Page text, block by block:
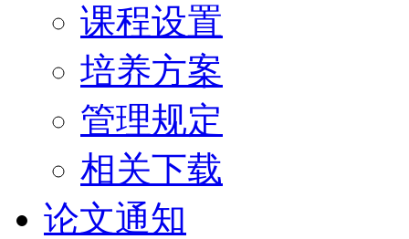
课程设置
培养方案
管理规定
相关下载
论文通知